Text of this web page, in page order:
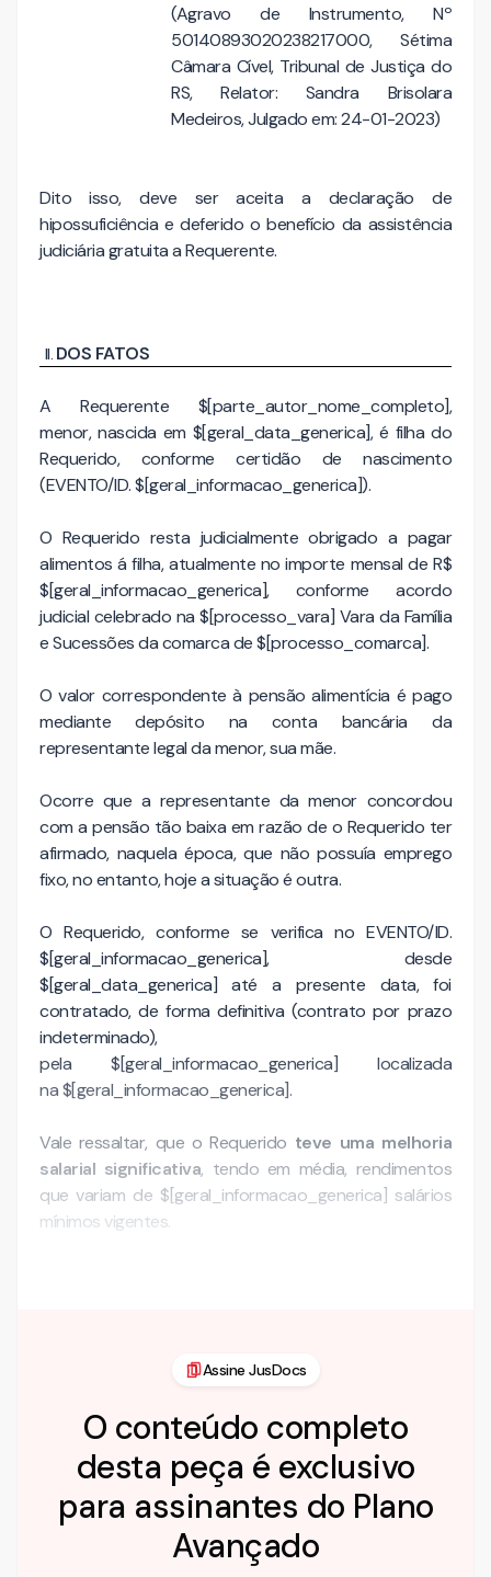
(Agravo de Instrumento, Nº
50140893020238217000, Sétima
Câmara Cível, Tribunal de Justiça do
RS, Relator: Sandra Brisolara
Medeiros, Julgado em: 24-01-2023)
Dito isso, deve ser aceita a declaração de
hipossuficiência e deferido o benefício da assistência
judiciária gratuita a Requerente.
DOS FATOS
A Requerente $[parte_autor_nome_completo],
menor, nascida em $[geral_data_generica], é filha do
Requerido, conforme certidão de nascimento
(EVENTO/ID. $[geral_informacao_generica]).
O Requerido resta judicialmente obrigado a pagar
alimentos á filha, atualmente no importe mensal de R$
$[geral_informacao_generica], conforme acordo
judicial celebrado na $[processo_vara] Vara da Família
e Sucessões da comarca de $[processo_comarca].
O valor correspondente à pensão alimentícia é pago
mediante depósito na conta bancária da
representante legal da menor, sua mãe.
Ocorre que a representante da menor concordou
com a pensão tão baixa em razão de o Requerido ter
afirmado, naquela época, que não possuía emprego
fixo, no entanto, hoje a situação é outra.
O Requerido, conforme se verifica no EVENTO/ID.
$[geral_informacao_generica], desde
$[geral_data_generica] até a presente data, foi
contratado, de forma definitiva (contrato por prazo
indeterminado),
pela $[geral_informacao_generica] localizada
na $[geral_informacao_generica].
Vale ressaltar, que o Requerido teve uma melhoria
salarial significativa, tendo em média, rendimentos
que variam de $[geral_informacao_generica] salários
mínimos vigentes.
Assine JusDocs
O conteúdo completo
desta peça é exclusivo
para assinantes do Plano
Avançado